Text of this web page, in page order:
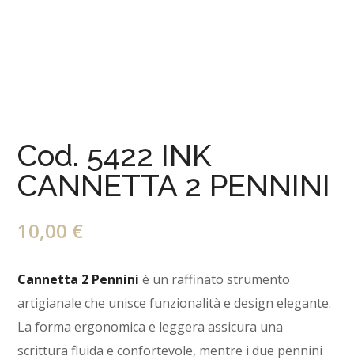
Cod. 5422 INK
CANNETTA 2 PENNINI
10,00 €
Cannetta 2 Pennini è un raffinato strumento
artigianale che unisce funzionalità e design elegante.
La forma ergonomica e leggera assicura una
scrittura fluida e confortevole, mentre i due pennini